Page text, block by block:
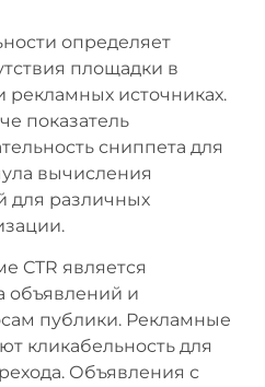
определяет
площадки в
рекламных источниках.
показатель
сниппета для
вычисления
для различных
CTR является
объявлений и
публики. Рекламные
кликабельность для
Объявления с